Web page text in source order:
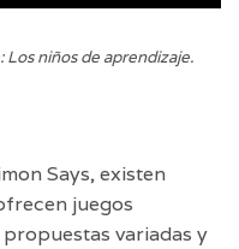
Los niños de aprendizaje.
Says, existen
juegos
variadas y